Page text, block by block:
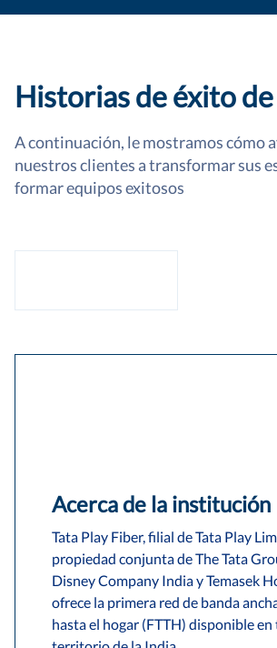
Historias de éxito
A continuación, le mostramos cómo
nuestros clientes a transformar sus
formar equipos exitosos
Acerca de la institución
Tata Play Fiber, filial de Tata Play
propiedad conjunta de The Tata
Disney Company India y Temasek
ofrece la primera red de banda
hasta el hogar (FTTH) disponible en